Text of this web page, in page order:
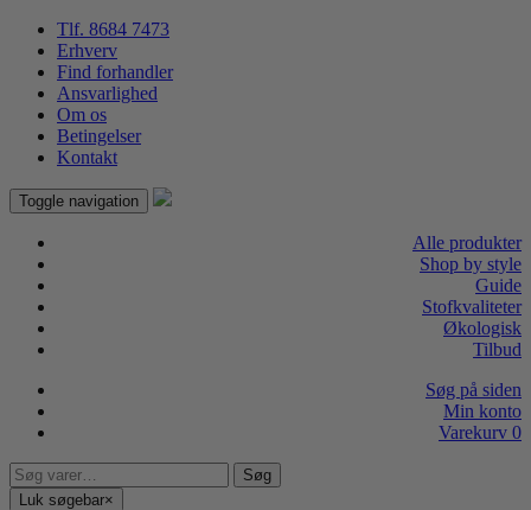
Tlf. 8684 7473
Erhverv
Find forhandler
Ansvarlighed
Om os
Betingelser
Kontakt
Toggle navigation
Alle produkter
Shop by style
Guide
Stofkvaliteter
Økologisk
Tilbud
Søg på siden
Min konto
Varekurv 0
Søg
efter:
Søg
Luk søgebar×